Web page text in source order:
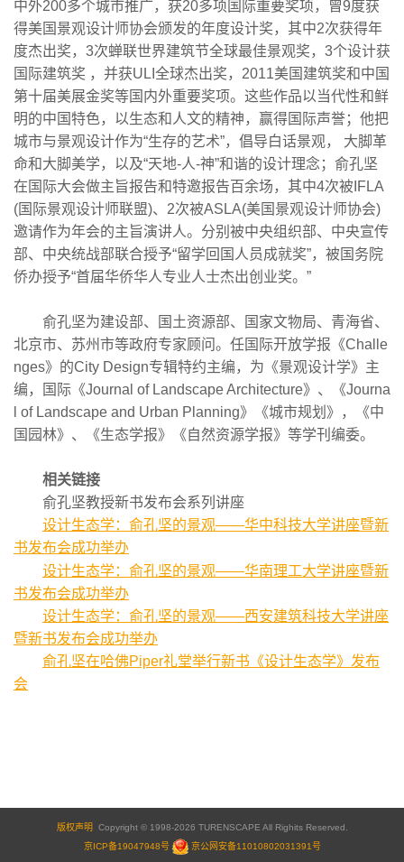
中外200多个城市推广，获20多项国际重要奖项，曾9度获
得美国景观设计师协会颁发的年度设计奖，其中2次获得年
度杰出奖，3次蝉联世界建筑节全球最佳景观奖，3个设计获
国际建筑奖 ，并获ULI全球杰出奖，2011美国建筑奖和中国
第十届美展金奖等国内外重要奖项。这些作品以当代性和鲜
明的中国特色，以生态和人文的精神，赢得国际声誉；他把
城市与景观设计作为“生存的艺术”，倡导白话景观， 大脚革
命和大脚美学，以及“天地-人-神”和谐的设计理念；俞孔坚
在国际大会做主旨报告和特邀报告百余场，其中4次被IFLA
(国际景观设计师联盟)、2次被ASLA(美国景观设计师协会)
邀请作为年会的主旨演讲人。分别被中央组织部、中央宣传
部、中央统战部联合授予“留学回国人员成就奖”，被国务院
侨办授予“首届华侨华人专业人士杰出创业奖。”
俞孔坚为建设部、国土资源部、国家文物局、青海省、
北京市、苏州市等政府专家顾问。任国际开放学报《Challe
nges》的City Design专辑特约主编，为《景观设计学》主
编，国际《Journal of Landscape Architecture》、《Journa
l of Landscape and Urban Planning》《城市规划》，《中
国园林》、《生态学报》《自然资源学报》等学刊编委。
相关链接
俞孔坚教授新书发布会系列讲座
设计生态学：俞孔坚的景观——华中科技大学讲座暨新
书发布会成功举办
设计生态学：俞孔坚的景观——华南理工大学讲座暨新
书发布会成功举办
设计生态学：俞孔坚的景观——西安建筑科技大学讲座
暨新书发布会成功举办
俞孔坚在哈佛Piper礼堂举行新书《设计生态学》发布
会
版权声明 Copyright © 1998-2026 TURENSCAPE All Righits Reserved.
京ICP备19047948号
京公网安备11010802031391号